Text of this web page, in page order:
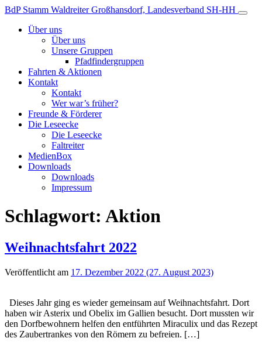
Zum
BdP Stamm Waldreiter Großhansdorf, Landesverband SH-HH
Über uns
Über uns
Unsere Gruppen
Pfadfindergruppen
Fahrten & Aktionen
Kontakt
Kontakt
Wer war’s früher?
Freunde & Förderer
Die Leseecke
Die Leseecke
Faltreiter
MedienBox
Downloads
Downloads
Impressum
Schlagwort: Aktion
Weihnachtsfahrt 2022
Veröffentlicht am 17. Dezember 2022 (27. August 2023)
Dieses Jahr ging es wieder gemeinsam auf Weihnachtsfahrt. Dort
haben wir Asterix und Obelix im Gallien besucht. Dort mussten wir
den Dorfbewohnern helfen den entführten Miraculix und das Rezept
des Zaubertrankes von den Römern zu befreien. […]